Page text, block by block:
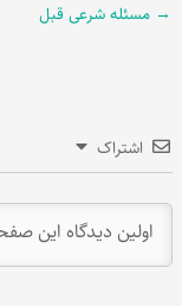
→ مسئله شرعی قبل
اشتراک